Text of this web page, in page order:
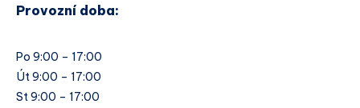
Provozní doba:
Po 9:00 – 17:00
Út 9:00 – 17:00
St 9:00 – 17:00